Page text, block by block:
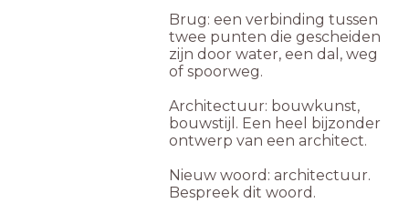
Brug: een verbinding tussen
twee punten die gescheiden
zijn door water, een dal, weg
of spoorweg.
Architectuur: bouwkunst,
bouwstijl. Een heel bijzonder
ontwerp van een architect.
Nieuw woord: architectuur.
Bespreek dit woord.